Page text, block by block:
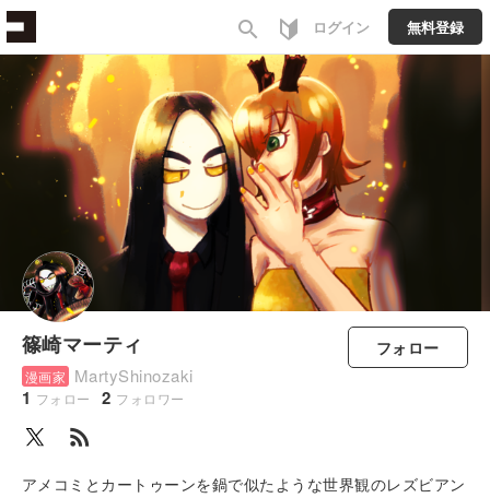
search ログイン 無料登録
篠崎マーティ
漫画家 MartyShinozaki
1 フォロー 2 フォロワー
フォロー
rss_feed
アメコミとカートゥーンを鍋で似たような世界観のレズビアン